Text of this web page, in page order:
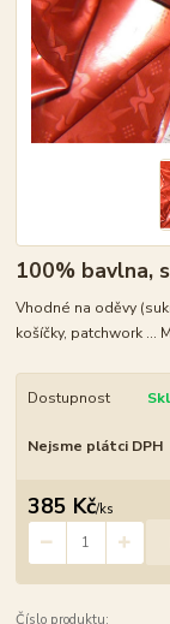
100% bavlna,
Vhodné na oděvy
košíčky, patchwork ...
Dostupnost
Nejsme plátci DPH
385 Kč/ks
Číslo produktu: